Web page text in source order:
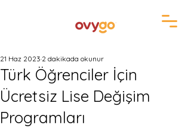
Türk Öğrenciler İçin
Ücretsiz Lise Değişim
Programları
21 Haz 2023 2 dakikada okunur